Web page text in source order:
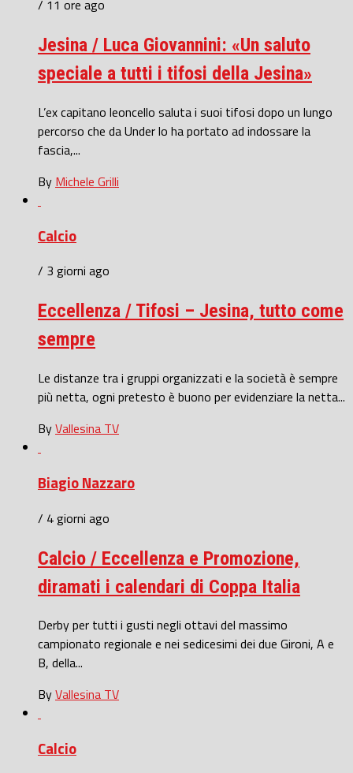
/ 11 ore ago
Jesina / Luca Giovannini: «Un saluto
speciale a tutti i tifosi della Jesina»
L’ex capitano leoncello saluta i suoi tifosi dopo un lungo
percorso che da Under lo ha portato ad indossare la
fascia,...
By Michele Grilli
Calcio
/ 3 giorni ago
Eccellenza / Tifosi – Jesina, tutto come
sempre
Le distanze tra i gruppi organizzati e la società è sempre
più netta, ogni pretesto è buono per evidenziare la netta...
ByVallesina TV
Biagio Nazzaro
/ 4 giorni ago
Calcio / Eccellenza e Promozione,
diramati i calendari di Coppa Italia
Derby per tutti i gusti negli ottavi del massimo
campionato regionale e nei sedicesimi dei due Gironi, A e
B, della...
ByVallesina TV
Calcio